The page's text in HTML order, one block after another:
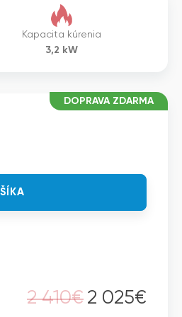
Kapacita kúrenia
3,2 kW
DOPRAVA ZDARMA
2 410€
Pôvodná2 025€
Aktuálna